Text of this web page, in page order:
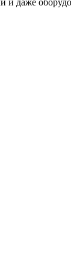
и даже